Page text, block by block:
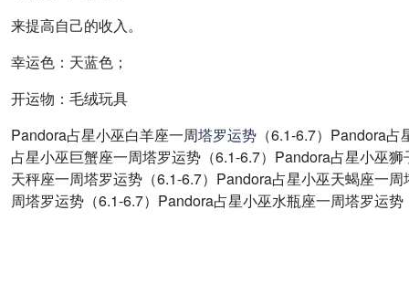
来提高自己的收入。
幸运色：天蓝色；
开运物：毛绒玩具
Pandora占星小巫白羊座一周塔罗运势 （6.1-6.7）Pandora
占星小巫巨蟹座一周塔罗运势（6.1-6.7）Pandora占星小巫
天秤座一周塔罗运势（6.1-6.7）Pandora占星小巫天蝎座一
周塔罗运势（6.1-6.7）Pandora占星小巫水瓶座一周塔罗运